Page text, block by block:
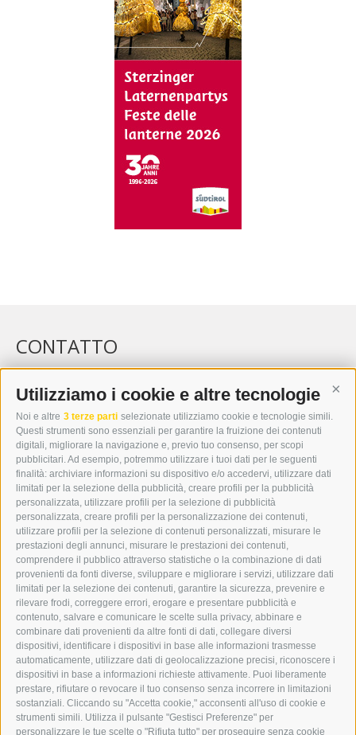
Utilizziamo i cookie e altre tecnologie
Noi e altre 3 terze parti selezionate utilizziamo cookie e tecnologie simili.
Questi strumenti sono essenziali per garantire la fruizione dei contenuti
digitali, migliorare la navigazione e, previo tuo consenso, per scopi
pubblicitari. Ad esempio, potremmo utilizzare i tuoi dati per le seguenti
finalità: archiviare informazioni su dispositivo e/o accedervi, utilizzare dati
limitati per la selezione della pubblicità, creare profili per la pubblicità
personalizzata, utilizzare profili per la selezione di pubblicità
personalizzata, creare profili per la personalizzazione dei contenuti,
utilizzare profili per la selezione di contenuti personalizzati, misurare le
prestazioni degli annunci, misurare le prestazioni dei contenuti,
comprendere il pubblico attraverso statistiche o la combinazione di dati
provenienti da fonti diverse, sviluppare e migliorare i servizi, utilizzare dati
limitati per la selezione dei contenuti, garantire la sicurezza, prevenire e
rilevare frodi, correggere errori, erogare e presentare pubblicità e
contenuto, salvare e comunicare le scelte sulla privacy, abbinare e
combinare dati provenienti da altre fonti di dati, collegare diversi
dispositivi, identificare i dispositivi in base alle informazioni trasmesse
automaticamente, utilizzare dati di geolocalizzazione precisi, riconoscere i
dispositivi in base a informazioni richieste attivamente. Puoi liberamente
prestare, rifiutare o revocare il tuo consenso senza incorrere in limitazioni
sostanziali. Cliccando su "Accetta cookie," acconsenti all'uso di cookie e
strumenti simili. Utilizza il pulsante "Gestisci Preferenze" per
personalizzare le tue scelte o "Rifiuta tutto" per proseguire senza cookie
CONTATTO
WIPP-MEDIA GMBH
DER ERKER
I-39049 VIPITENO
TEL.: +39 0472 766876
GRAFIK@DERERKER.IT
INFO@DERERKER.IT
BARBARA.FONTANA@DERERKER.IT
ERKER
PUBBLICITÀ NELL’ERKER
PUBBLICITÀ ONLINE
ADDEBITO DIRETTO SEPA
REGOLAMENTO COMMENTI
ONLINE VOTING
SERVICE
EVENTI
ANNUNCI